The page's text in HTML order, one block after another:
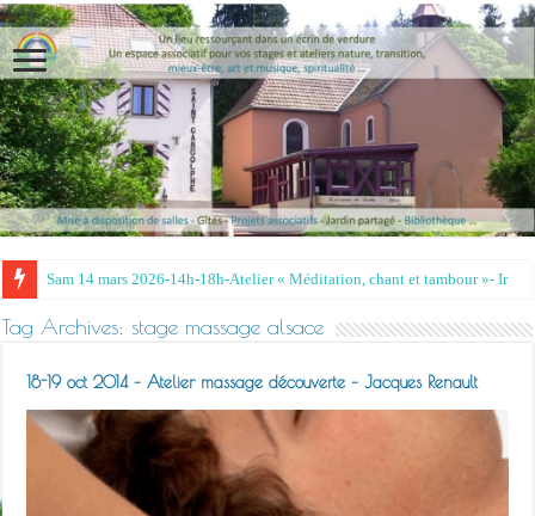
Tag Archives:stage massage alsace
18-19 oct 2014 – Atelier massage découverte – Jacques Renault